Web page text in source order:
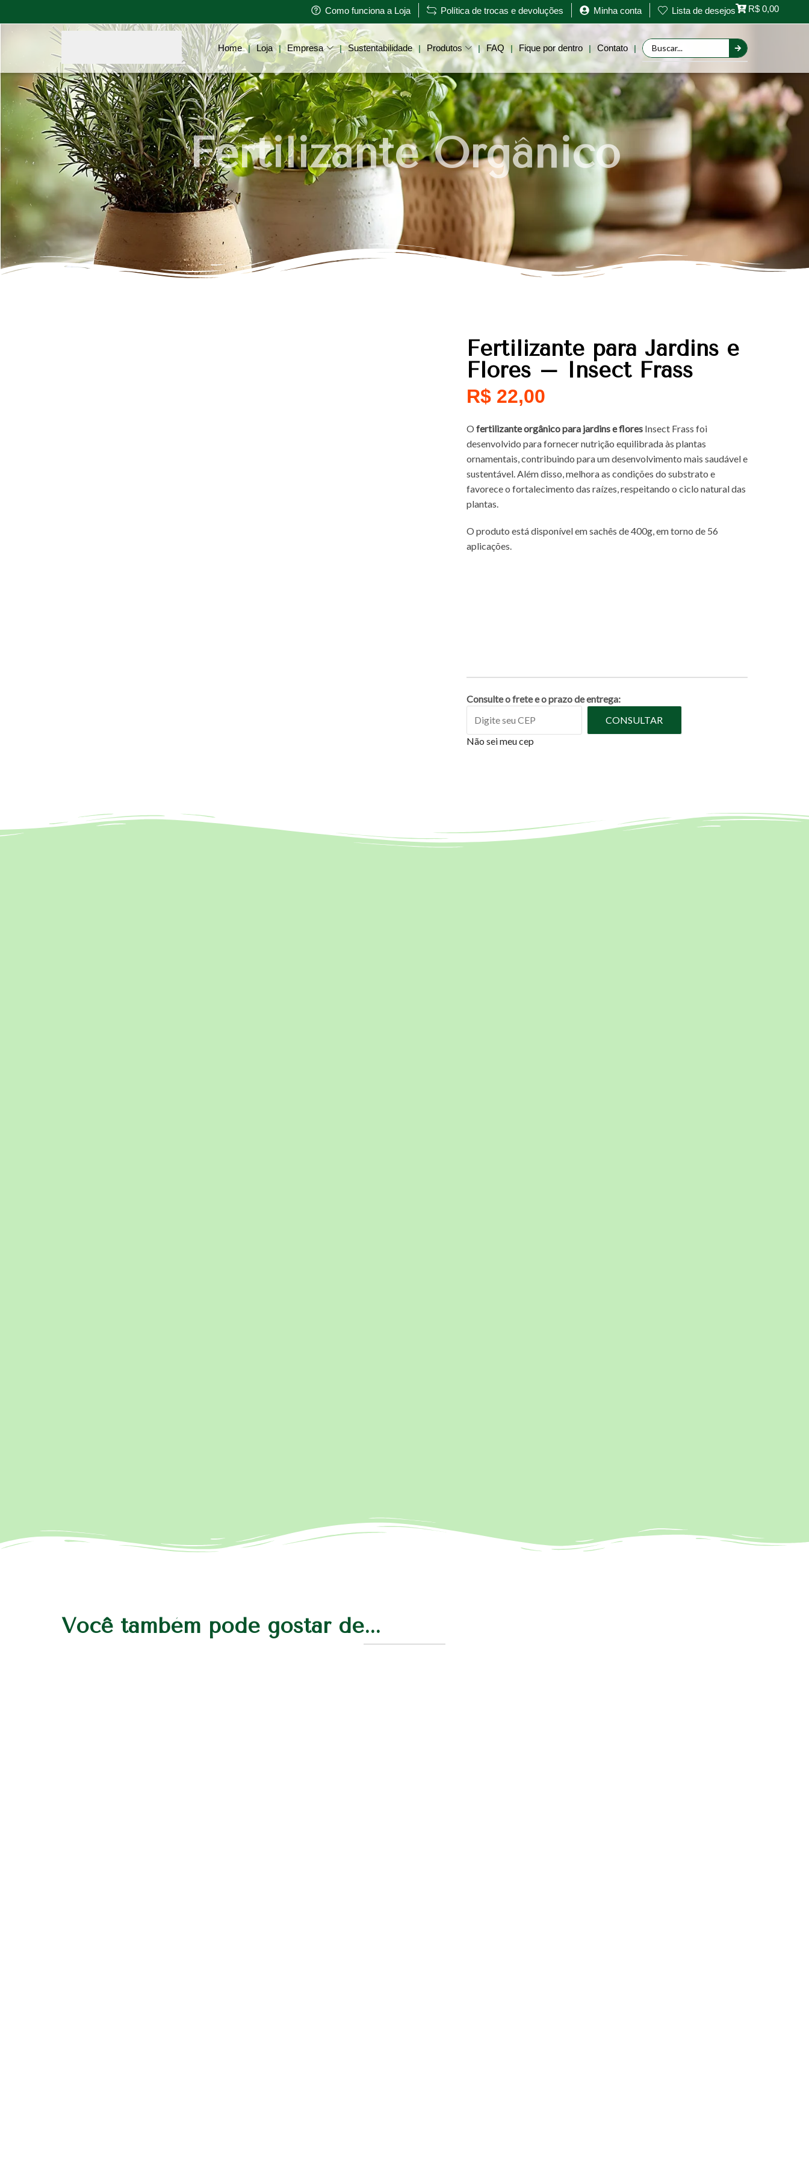
Como funciona a Loja Política de trocas e devoluções Minha conta Lista de desejos R$ 0,00
Home | Loja | Empresa | Sustentabilidade | Produtos | FAQ | Fique por dentro | Contato |
Fertilizante Orgânico
Fertilizante para Jardins e
Flores – Insect Frass
R$22,00
O fertilizante orgânico para jardins e floresInsect Frass foi
desenvolvido para fornecer nutrição equilibrada às plantas
ornamentais, contribuindo para um desenvolvimento mais saudável e
sustentável. Além disso, melhora as condições do substrato e
favorece o fortalecimento das raízes, respeitando o ciclo natural das
plantas.
O produto está disponível em sachês de 400g, em torno de 56
aplicações.
Consulte o frete e o prazo de entrega:
CONSULTAR
Não sei meu cep
Você também pode gostar de...